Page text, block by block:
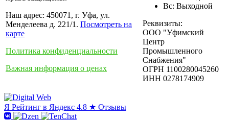
Наш адрес: 450071, г. Уфа, ул.
Менделеева д. 221/1. Посмотреть на
карте
Политика конфиденциальности
Важная информация о ценах
Вс: Выходной
Реквизиты:
ООО "Уфимский
Центр
Промышленного
Снабжения"
ОГРН 1100280045260
ИНН 0278174909
Я Рейтинг в Яндекс 4.8 ★ Отзывы